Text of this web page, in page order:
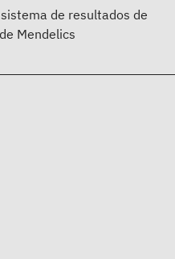
de resultados de
Mendelics